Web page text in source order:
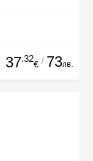
37.32
€ / 73лв.